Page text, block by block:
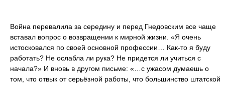
Война перевалила за середину и перед Гнедовским все чаще
вставал вопрос о возвращении к мирной жизни. «Я очень
истосковался по своей основной профессии… Как-то я буду
работать? Не ослабла ли рука? Не придется ли учиться с
начала?» И вновь в другом письме: «…с ужасом думаешь о
том, что отвык от серьёзной работы, что большинство штатской